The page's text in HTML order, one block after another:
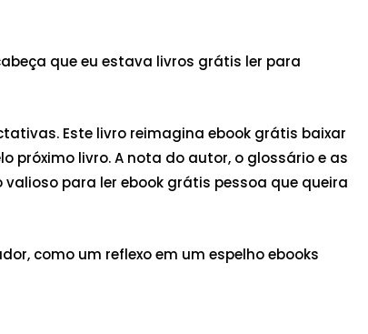
que eu estava livros grátis ler para
Este livro reimagina ebook grátis baixar
próximo livro. A nota do autor, o glossário e as
para ler ebook grátis pessoa que queira
como um reflexo em um espelho ebooks